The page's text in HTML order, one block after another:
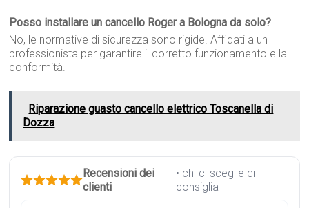
Posso installare un cancello Roger a Bologna da solo?
No, le normative di sicurezza sono rigide. Affidati a un
professionista per garantire il corretto funzionamento e la
conformità.
Riparazione guasto cancello elettrico Toscanella di
Dozza
Recensioni dei
clienti
• chi ci sceglie ci
consiglia